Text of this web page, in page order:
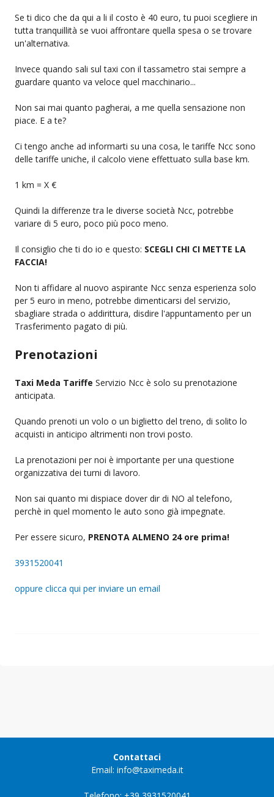
Se ti dico che da qui a li il costo è 40 euro, tu puoi scegliere in
tutta tranquillità se vuoi affrontare quella spesa o se trovare
un'alternativa.
Invece quando sali sul taxi con il tassametro stai sempre a
guardare quanto va veloce quel macchinario...
Non sai mai quanto pagherai, a me quella sensazione non
piace. E a te?
Ci tengo anche ad informarti su una cosa, le tariffe Ncc sono
delle tariffe uniche, il calcolo viene effettuato sulla base km.
1 km = X €
Quindi la differenze tra le diverse società Ncc, potrebbe
variare di 5 euro, poco più poco meno.
Il consiglio che ti do io e questo: SCEGLI CHI CI METTE LA
FACCIA!
Non ti affidare al nuovo aspirante Ncc senza esperienza solo
per 5 euro in meno, potrebbe dimenticarsi del servizio,
sbagliare strada o addirittura, disdire l'appuntamento per un
Trasferimento pagato di più.
Prenotazioni
Taxi Meda Tariffe Servizio Ncc è solo su prenotazione
anticipata.
Quando prenoti un volo o un biglietto del treno, di solito lo
acquisti in anticipo altrimenti non trovi posto.
La prenotazioni per noi è importante per una questione
organizzativa dei turni di lavoro.
Non sai quanto mi dispiace dover dir di NO al telefono,
perchè in quel momento le auto sono già impegnate.
Per essere sicuro, PRENOTA ALMENO 24 ore prima!
3931520041
oppure clicca qui per inviare un email
Contattaci
Email: info@taximeda.it